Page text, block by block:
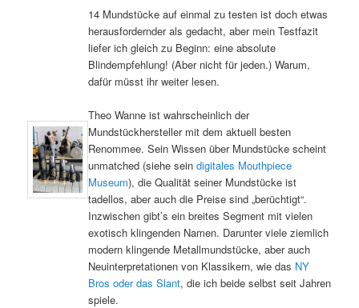
14 Mundstücke auf einmal zu testen ist doch etwas
herausfordernder als gedacht, aber mein Testfazit
liefer ich gleich zu Beginn: eine absolute
Blindempfehlung! (Aber nicht für jeden.) Warum,
dafür müsst ihr weiter lesen.
Theo Wanne ist wahrscheinlich der
Mundstückhersteller mit dem aktuell besten
Renommee. Sein Wissen über Mundstücke scheint
unmatched (siehe seindigitales Mouthpiece
Museum), die Qualität seiner Mundstücke ist
tadellos, aber auch die Preise sind „berüchtigt“.
Inzwischen gibt’s ein breites Segment mit vielen
exotisch klingenden Namen. Darunter viele ziemlich
modern klingende Metallmundstücke, aber auch
Neuinterpretationen von Klassikern, wie das NY
Bros oder das Slant, die ich beide selbst seit Jahren
spiele.